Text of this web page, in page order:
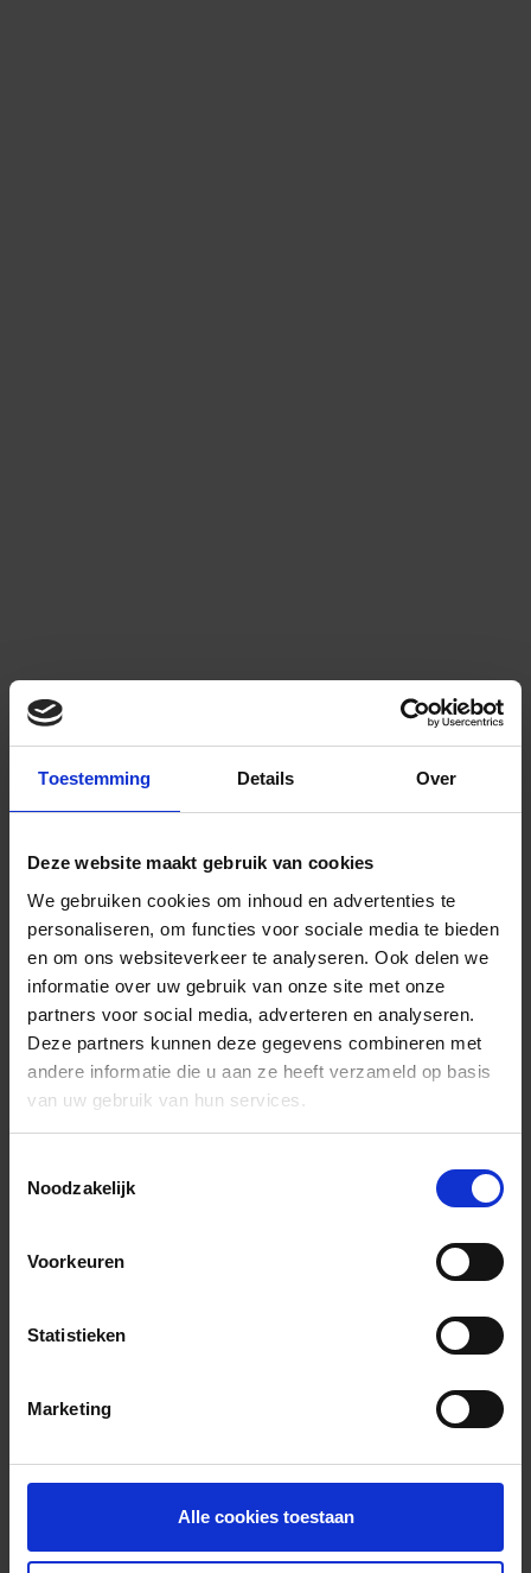
Toestemming Details Over
Deze website maakt gebruik van cookies
We gebruiken cookies om inhoud en advertenties te
personaliseren, om functies voor sociale media te bieden
en om ons websiteverkeer te analyseren. Ook delen we
informatie over uw gebruik van onze site met onze
partners voor social media, adverteren en analyseren.
Deze partners kunnen deze gegevens combineren met
andere informatie die u aan ze heeft verzameld op basis
van uw gebruik van hun services.
Noodzakelijk
Voorkeuren
Statistieken
Marketing
Alle cookies toestaan